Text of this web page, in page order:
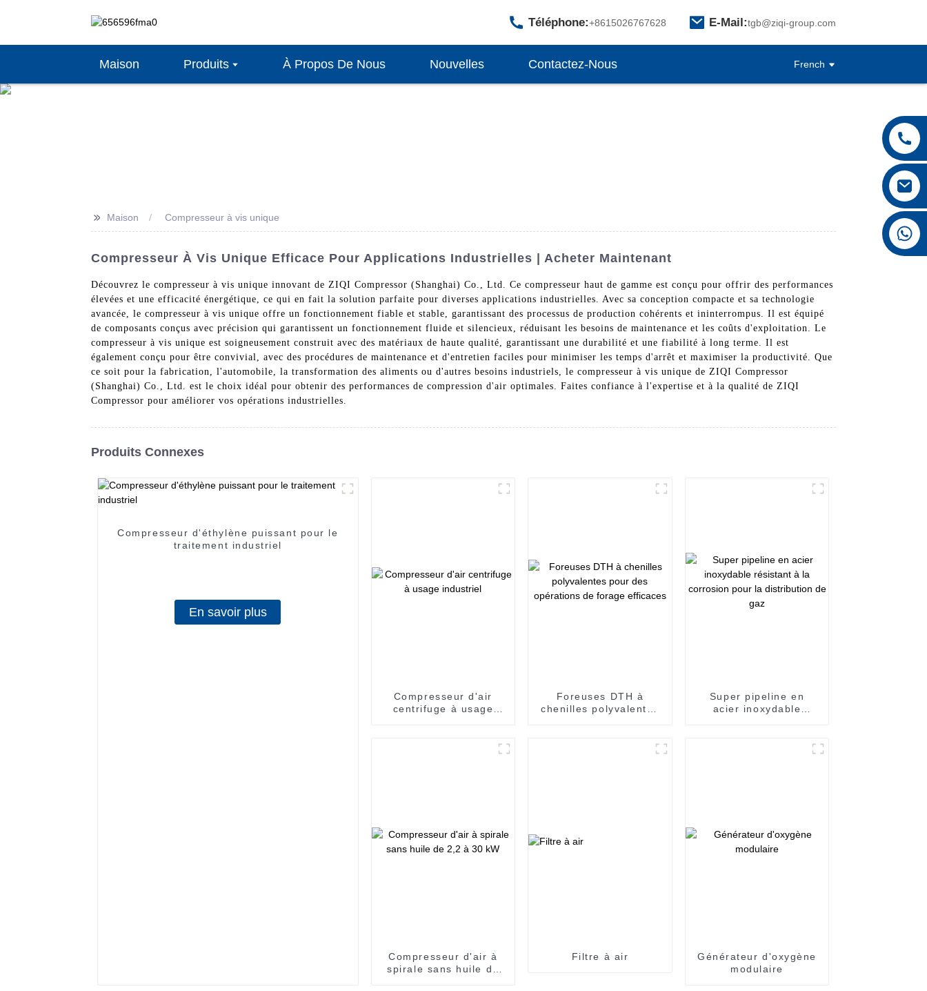
Téléphone:+8615026767628 E-Mail:tgb@ziqi-group.com
Maison Produits À Propos De Nous Nouvelles Contactez-Nous French
>> Maison Compresseur à vis unique
Compresseur À Vis Unique Efficace Pour Applications Industrielles | Acheter Maintenant
Découvrez le compresseur à vis unique innovant de ZIQI Compressor (Shanghai) Co., Ltd. Ce compresseur haut de gamme est conçu pour offrir des performances
élevées et une efficacité énergétique, ce qui en fait la solution parfaite pour diverses applications industrielles. Avec sa conception compacte et sa technologie
avancée, le compresseur à vis unique offre un fonctionnement fiable et stable, garantissant des processus de production cohérents et ininterrompus. Il est équipé
de composants conçus avec précision qui garantissent un fonctionnement fluide et silencieux, réduisant les besoins de maintenance et les coûts d'exploitation. Le
compresseur à vis unique est soigneusement construit avec des matériaux de haute qualité, garantissant une durabilité et une fiabilité à long terme. Il est
également conçu pour être convivial, avec des procédures de maintenance et d'entretien faciles pour minimiser les temps d'arrêt et maximiser la productivité. Que
ce soit pour la fabrication, l'automobile, la transformation des aliments ou d'autres besoins industriels, le compresseur à vis unique de ZIQI Compressor
(Shanghai) Co., Ltd. est le choix idéal pour obtenir des performances de compression d'air optimales. Faites confiance à l'expertise et à la qualité de ZIQI
Compressor pour améliorer vos opérations industrielles.
Produits Connexes
Compresseur d'éthylène puissant pour le
traitement industriel
En savoir plus
Compresseur d'air
centrifuge à usage
Foreuses DTH à
chenilles polyvalentes
Super pipeline en
acier inoxydable
Compresseur d'air à
spirale sans huile de
Filtre à air
Générateur d'oxygène
modulaire